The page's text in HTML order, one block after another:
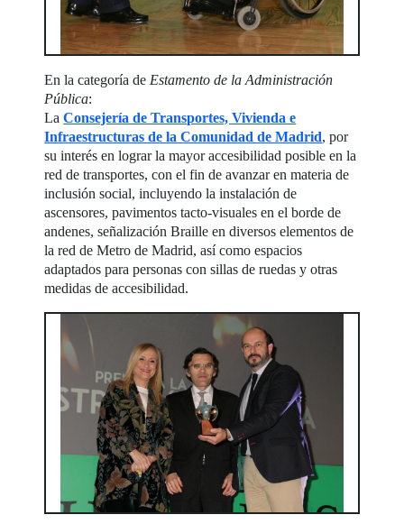
En la categoría de Estamento de la Administración
Pública:
LaConsejería de Transportes, Vivienda e
Infraestructuras de la Comunidad de Madrid, por
su interés en lograr la mayor accesibilidad posible en la
red de transportes, con el fin de avanzar en materia de
inclusión social, incluyendo la instalación de
ascensores, pavimentos tacto-visuales en el borde de
andenes, señalización Braille en diversos elementos de
la red de Metro de Madrid, así como espacios
adaptados para personas con sillas de ruedas y otras
medidas de accesibilidad.